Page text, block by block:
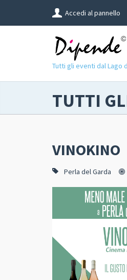
Accedi al pannello
Tutti gli eventi dal Lago
TUTTI
VINOKINO
Perla del Garda